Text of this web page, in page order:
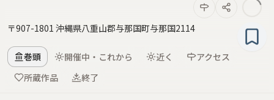
〒907-1801 沖縄県八重山郡与那国町与那国2114
巻頭 開催中・これから 近く
アクセス
所蔵作品
終了